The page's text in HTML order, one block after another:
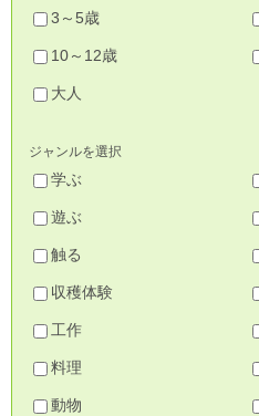
3～5歳
10～12歳
大人
ジャンルを選択
学ぶ
遊ぶ
触る
収穫体験
工作
料理
動物